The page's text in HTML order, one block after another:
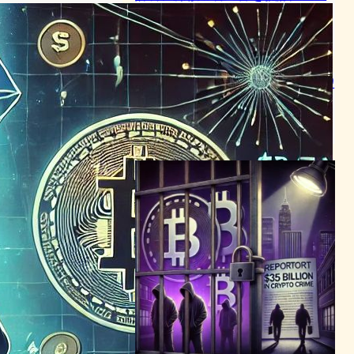
万人被害に
サイバーセキュリティニュース
2024年4月8日16:14
暗号資産詐欺、米国で損失39
億ドルに急増－FBIが警鐘
ブロックチェーンニュース
2024年3月9日3:09